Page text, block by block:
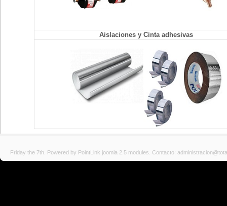
Aislaciones y Cinta adhesivas
Friday the 7th. Powered by PointLink joomla 2.5 modules . Contacto: